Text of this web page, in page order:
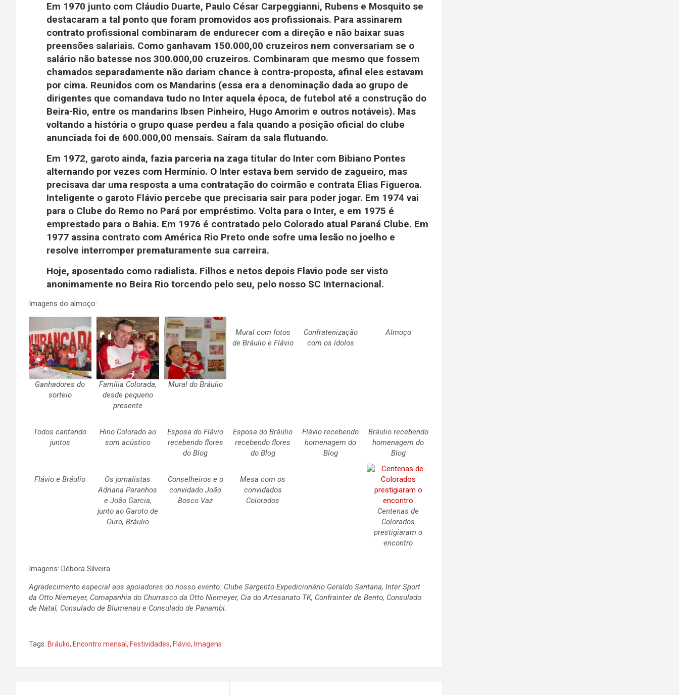
Em 1970 junto com Cláudio Duarte, Paulo César Carpeggianni, Rubens e Mosquito se
destacaram a tal ponto que foram promovidos aos profissionais. Para assinarem
contrato profissional combinaram de endurecer com a direção e não baixar suas
preensões salariais. Como ganhavam 150.000,00 cruzeiros nem conversariam se o
salário não batesse nos 300.000,00 cruzeiros. Combinaram que mesmo que fossem
chamados separadamente não dariam chance à contra-proposta, afinal eles estavam
por cima. Reunidos com os Mandarins (essa era a denominação dada ao grupo de
dirigentes que comandava tudo no Inter aquela época, de futebol até a construção do
Beira-Rio, entre os mandarins Ibsen Pinheiro, Hugo Amorim e outros notáveis). Mas
voltando a história o grupo quase perdeu a fala quando a posição oficial do clube
anunciada foi de 600.000,00 mensais. Saíram da sala flutuando.
Em 1972, garoto ainda, fazia parceria na zaga titular do Inter com Bibiano Pontes
alternando por vezes com Hermínio. O Inter estava bem servido de zagueiro, mas
precisava dar uma resposta a uma contratação do coirmão e contrata Elias Figueroa.
Inteligente o garoto Flávio percebe que precisaria sair para poder jogar. Em 1974 vai
para o Clube do Remo no Pará por empréstimo. Volta para o Inter, e em 1975 é
emprestado para o Bahia. Em 1976 é contratado pelo Colorado atual Paraná Clube. Em
1977 assina contrato com América Rio Preto onde sofre uma lesão no joelho e
resolve interromper prematuramente sua carreira.
Hoje, aposentado como radialista. Filhos e netos depois Flavio pode ser visto
anonimamente no Beira Rio torcendo pelo seu, pelo nosso SC Internacional.
Imagens do almoço:
Ganhadores do
sorteio
Família Colorada,
desde pequeno
presente
Mural do Bráulio
Mural com fotos
de Bráulio e Flávio
Confratenização
com os ídolos
Almoço
Todos cantando
juntos
Hino Colorado ao
som acústico
Esposa do Flávio
recebendo flores
do Blog
Esposa do Bráulio
recebendo flores
do Blog
Flávio recebendo
homenagem do
Blog
Bráulio recebendo
homenagem do
Blog
Flávio e Bráulio
Os jornalistas
Adriana Paranhos
e João Garcia,
junto ao Garoto de
Ouro, Bráulio
Conselheiros e o
convidado João
Bosco Vaz
Mesa com os
convidados
Colorados
Centenas de
Colorados
prestigiaram o
encontro
Imagens: Débora Silveira
Agradecimento especial aos apoiadores do nosso evento: Clube Sargento Expedicionário Geraldo Santana, Inter Sport
da Otto Niemeyer, Comapanhia do Churrasco da Otto Niemeyer, Cia do Artesanato TK, Confrainter de Bento, Consulado
de Natal, Consulado de Blumenau e Consulado de Panambi.
Tags: Bráulio, Encontro mensal , Festividades, Flávio, Imagens